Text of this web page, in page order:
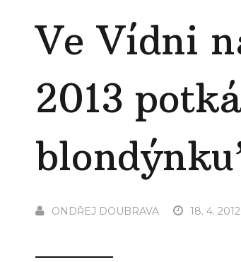
Ve Vídni
2013
ONDŘEJ DOUBRAVA 18. 4. 2012